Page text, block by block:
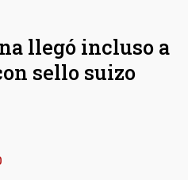
llegó incluso a
sello suizo